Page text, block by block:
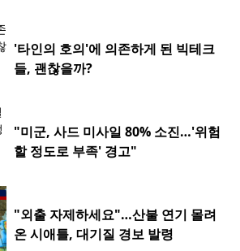
'타인의 호의'에 의존하게 된 빅테크
들, 괜찮을까?
"미군, 사드 미사일 80% 소진…'위험
할 정도로 부족' 경고"
"외출 자제하세요"…산불 연기 몰려
온 시애틀, 대기질 경보 발령